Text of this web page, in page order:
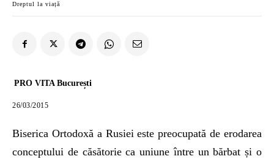
Dreptul la viață
PRO VITA București
26/03/2015
Biserica Ortodoxă a Rusiei este preocupată de erodarea
conceptului de căsătorie ca uniune între un bărbat și o